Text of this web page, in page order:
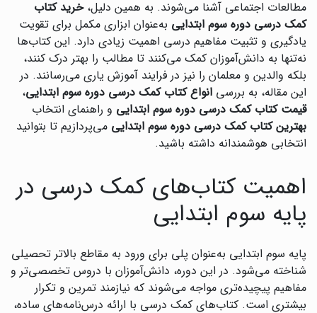
مطالعات اجتماعی آشنا می‌شوند. به همین دلیل،خرید کتاب
کمک درسی دوره سوم ابتدایی به‌عنوان ابزاری مکمل برای تقویت
یادگیری و تثبیت مفاهیم درسی اهمیت زیادی دارد. این کتاب‌ها
نه‌تنها به دانش‌آموزان کمک می‌کنند تا مطالب را بهتر درک کنند،
بلکه والدین و معلمان را نیز در فرایند آموزش یاری می‌رسانند. در
این مقاله، به بررسی انواع کتاب کمک درسی دوره سوم ابتدایی،
قیمت کتاب کمک درسی دوره سوم ابتدایی و راهنمای انتخاب
بهترین کتاب کمک درسی دوره سوم ابتدایی می‌پردازیم تا بتوانید
انتخابی هوشمندانه داشته باشید.
اهمیت کتاب‌های کمک درسی در
پایه سوم ابتدایی
پایه سوم ابتدایی به‌عنوان پلی برای ورود به مقاطع بالاتر تحصیلی
شناخته می‌شود. در این دوره، دانش‌آموزان با دروس تخصصی‌تر و
مفاهیم پیچیده‌تری مواجه می‌شوند که نیازمند تمرین و تکرار
بیشتری است. کتاب‌های کمک درسی با ارائه درس‌نامه‌های ساده،